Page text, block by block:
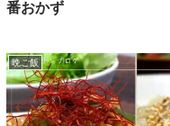
番おかず
晩ご飯